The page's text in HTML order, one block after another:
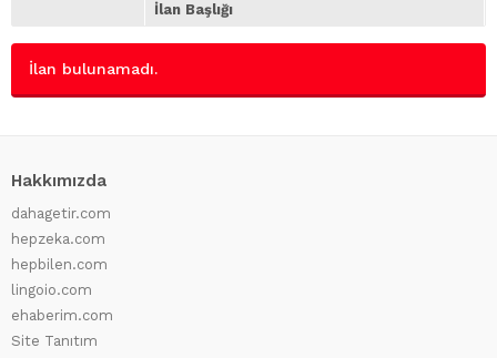
İlan Başlığı
İlan bulunamadı.
Hakkımızda
dahagetir.com
hepzeka.com
hepbilen.com
lingoio.com
ehaberim.com
Site Tanıtım